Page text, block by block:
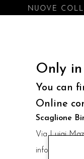
NUOVE
Only
You can
Online
Scaglione
Via Luigi